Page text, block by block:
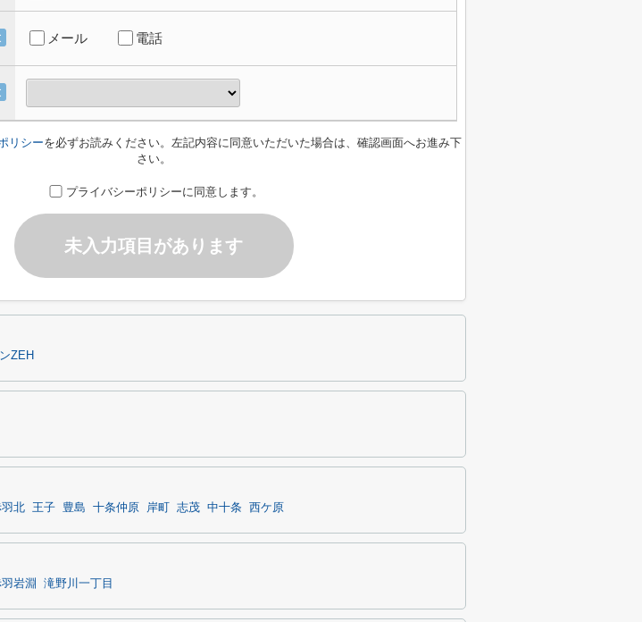
メール 電話
リシーを必ずお読みください。左記内容に同意いただいた場合は、確認画面へお進み下
さい。
プライバシーポリシーに同意します。
未入力項目があります
ZEH
北 王子 豊島 十条仲原 岸町 志茂 中十条 西ケ原
岩淵 滝野川一丁目